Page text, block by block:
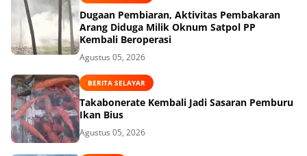
Dugaan Pembiaran, Aktivitas Pembakaran
Arang Diduga Milik Oknum Satpol PP
Kembali Beroperasi
Agustus 05, 2026
BERITA SELAYAR
Takabonerate Kembali Jadi Sasaran Pemburu
Ikan Bius
Agustus 05, 2026